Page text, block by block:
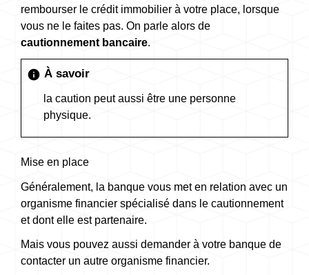
rembourser le crédit immobilier à votre place, lorsque
vous ne le faites pas. On parle alors de
cautionnement bancaire.
info À savoir
la caution peut aussi être une personne
physique.
Mise en place
Généralement, la banque vous met en relation avec un
organisme financier spécialisé dans le cautionnement
et dont elle est partenaire.
Mais vous pouvez aussi demander à votre banque de
contacter un autre organisme financier.